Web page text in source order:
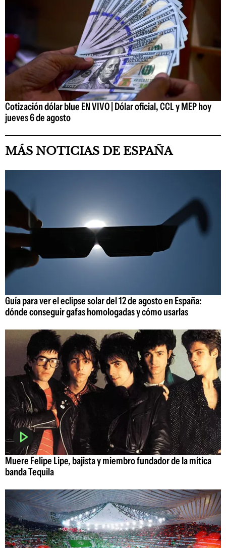
Cotización dólar blue EN VIVO | Dólar oficial, CCL y MEP hoy
jueves 6 de agosto
MÁS NOTICIAS DE ESPAÑA
Guía para ver el eclipse solar del 12 de agosto en España:
dónde conseguir gafas homologadas y cómo usarlas
Muere Felipe Lipe, bajista y miembro fundador de la mítica
banda Tequila